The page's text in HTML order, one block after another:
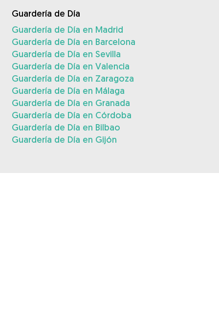
Guardería de Día
Guardería de Día en Madrid
Guardería de Día en Barcelona
Guardería de Día en Sevilla
Guardería de Día en Valencia
Guardería de Día en Zaragoza
Guardería de Día en Málaga
Guardería de Día en Granada
Guardería de Día en Córdoba
Guardería de Día en Bilbao
Guardería de Día en Gijón